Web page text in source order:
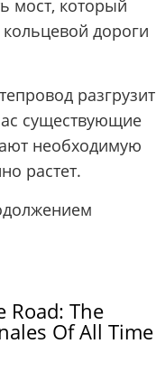
мост, который
дороги
разгрузит
существующие
необходимую
растет.
Road: The
Of All Time